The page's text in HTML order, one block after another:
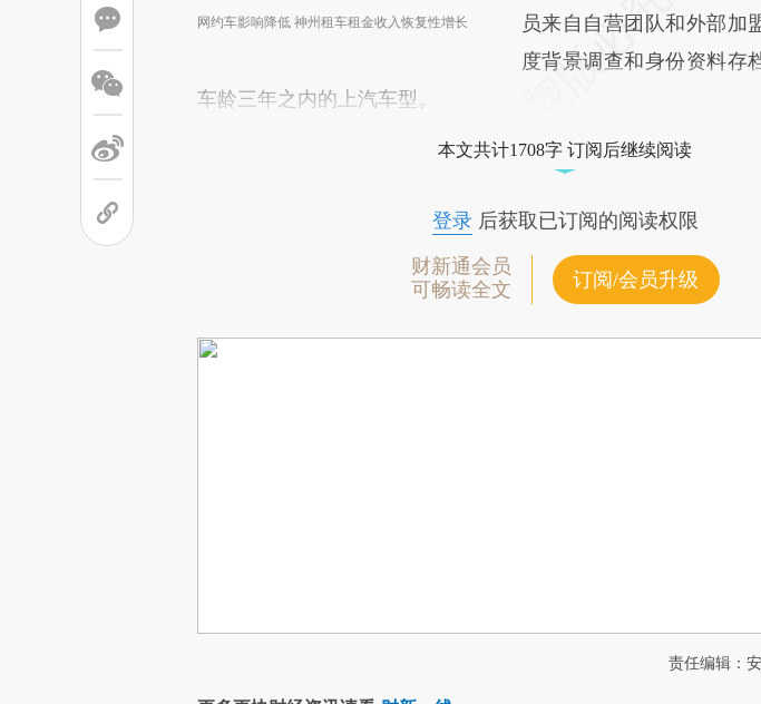
网约车影响降低 神州租车租金收入恢复性增长
员来自自营团队和外部加
度背景调查和身份资料存
车龄三年之内的上汽车型。
本文共计1708字 订阅后继续阅读
登录后获取已订阅的阅读权限
财新通会员
可畅读全文
订阅/会员升级
责任编辑：